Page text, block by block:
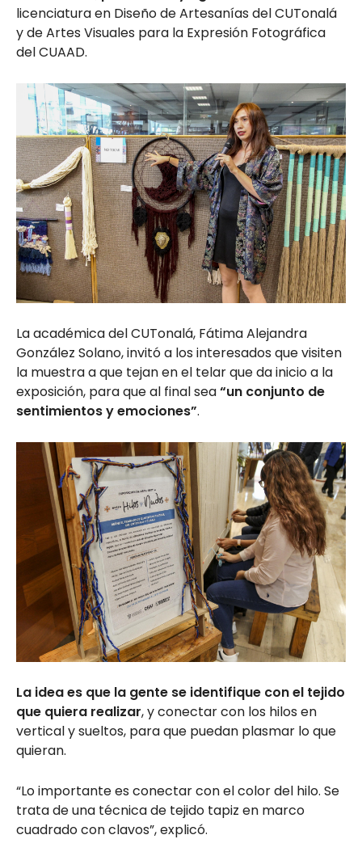
licenciatura en Diseño de Artesanías del CUTonalá
y de Artes Visuales para la Expresión Fotográfica
del CUAAD.
La académica del CUTonalá, Fátima Alejandra
González Solano, invitó a los interesados que visiten
la muestra a que tejan en el telar que da inicio a la
exposición, para que al final sea“un conjunto de
sentimientos y emociones”.
La idea es que la gente se identifique con el tejido
que quiera realizar, y conectar con los hilos en
vertical y sueltos, para que puedan plasmar lo que
quieran.
“Lo importante es conectar con el color del hilo. Se
trata de una técnica de tejido tapiz en marco
cuadrado con clavos”, explicó.